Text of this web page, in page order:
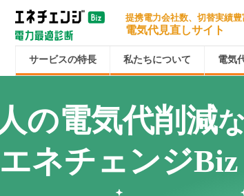
提携電力会社数、切替実績豊
電気代見直しサイト
サービスの特長 私たちについて 電気
の電気代削減
エネチェンジBiz